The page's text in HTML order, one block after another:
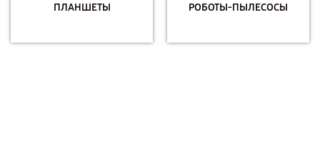
ПЛАНШЕТЫ РОБОТЫ-ПЫЛЕСОСЫ